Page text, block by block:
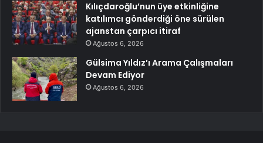
Kılıçdaroğlu’nun üye etkinliğine
katılımcı gönderdiği öne sürülen
ajanstan çarpıcı itiraf
Ağustos 6, 2026
Gülsima Yıldız’ı Arama Çalışmaları
Devam Ediyor
Ağustos 6, 2026